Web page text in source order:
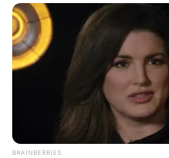
BRAINBERRIES